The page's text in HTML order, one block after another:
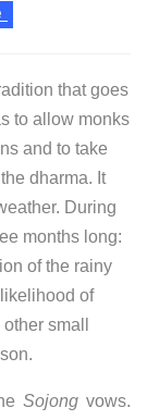
that goes
to allow monks
and to take
dharma. It
During
months long:
of the rainy
of
small
Sojongvows.